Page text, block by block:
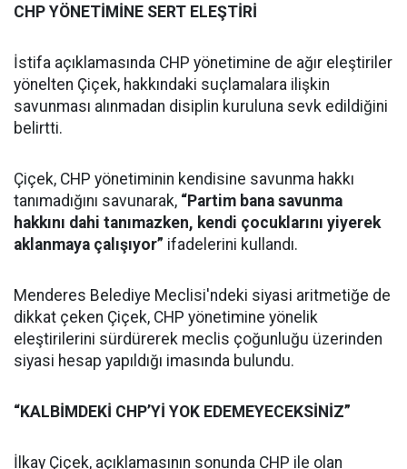
CHP YÖNETİMİNE SERT ELEŞTİRİ
İstifa açıklamasında CHP yönetimine de ağır eleştiriler
yönelten Çiçek, hakkındaki suçlamalara ilişkin
savunması alınmadan disiplin kuruluna sevk edildiğini
belirtti.
Çiçek, CHP yönetiminin kendisine savunma hakkı
tanımadığını savunarak, “Partim bana savunma
hakkını dahi tanımazken, kendi çocuklarını yiyerek
aklanmaya çalışıyor” ifadelerini kullandı.
Menderes Belediye Meclisi'ndeki siyasi aritmetiğe de
dikkat çeken Çiçek, CHP yönetimine yönelik
eleştirilerini sürdürerek meclis çoğunluğu üzerinden
siyasi hesap yapıldığı imasında bulundu.
“KALBİMDEKİ CHP’Yİ YOK EDEMEYECEKSİNİZ”
İlkay Çiçek, açıklamasının sonunda CHP ile olan